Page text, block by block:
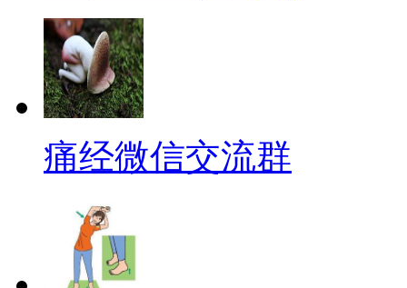
痛经微信交流群